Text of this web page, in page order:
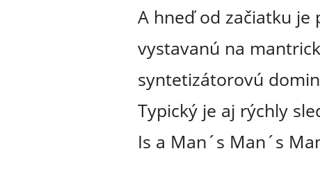
A hneď od začiatku
vystavanú na
syntetizátorovú
Typický je aj rýchly
Is a Man´s Man´s